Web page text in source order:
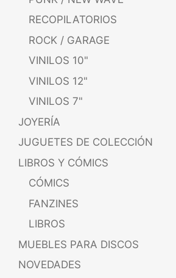
RECOPILATORIOS
ROCK / GARAGE
VINILOS 10"
VINILOS 12"
VINILOS 7"
JOYERÍA
JUGUETES DE COLECCIÓN
LIBROS Y CÓMICS
CÓMICS
FANZINES
LIBROS
MUEBLES PARA DISCOS
NOVEDADES